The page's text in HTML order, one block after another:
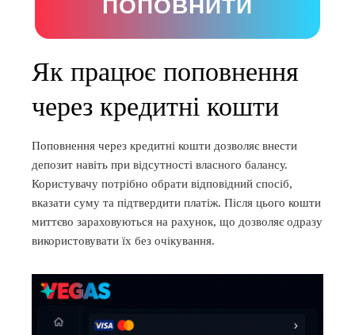
ПОПОВНИТИ
Як працює поповнення
через кредитні кошти
Поповнення через кредитні кошти дозволяє внести
депозит навіть при відсутності власного балансу.
Користувачу потрібно обрати відповідний спосіб,
вказати суму та підтвердити платіж. Після цього кошти
миттєво зараховуються на рахунок, що дозволяє одразу
використовувати їх без очікування.